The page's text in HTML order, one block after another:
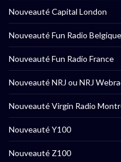
Nouveauté Capital London
Nouveauté Fun Radio Belgique
Nouveauté Fun Radio France
Nouveauté NRJ ou NRJ
Nouveauté Virgin Radio
Nouveauté Y100
Nouveauté Z100